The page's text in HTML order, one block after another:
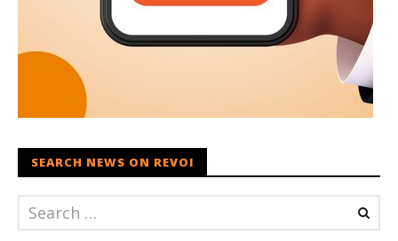
SEARCH NEWS ON REVOI